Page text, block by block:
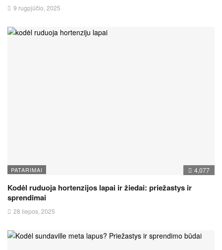
9 rugpjūčio, 2025
PATARIMAI 4,077
Kodėl ruduoja hortenzijos lapai ir žiedai: priežastys ir
sprendimai
28 liepos, 2025